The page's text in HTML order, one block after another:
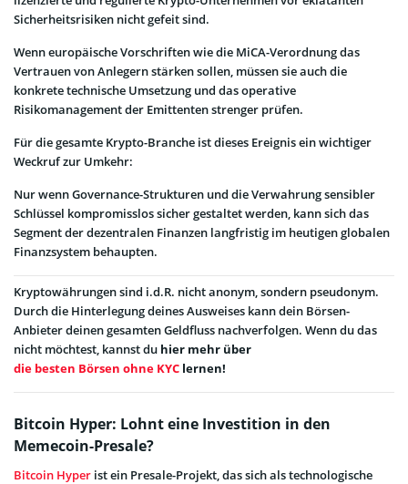
Sicherheitsrisiken nicht gefeit sind.
Wenn europäische Vorschriften wie die MiCA-Verordnung das
Vertrauen von Anlegern stärken sollen, müssen sie auch die
konkrete technische Umsetzung und das operative
Risikomanagement der Emittenten strenger prüfen.
Für die gesamte Krypto-Branche ist dieses Ereignis ein wichtiger
Weckruf zur Umkehr:
Nur wenn Governance-Strukturen und die Verwahrung sensibler
Schlüssel kompromisslos sicher gestaltet werden, kann sich das
Segment der dezentralen Finanzen langfristig im heutigen globalen
Finanzsystem behaupten.
Kryptowährungen sind i.d.R. nicht anonym, sondern pseudonym.
Durch die Hinterlegung deines Ausweises kann dein Börsen-
Anbieter deinen gesamten Geldfluss nachverfolgen. Wenn du das
nicht möchtest, kannst du hier mehr über
die besten Börsen ohne KYC lernen!
Bitcoin Hyper: Lohnt eine Investition in den
Memecoin-Presale?
Bitcoin Hyper ist ein Presale-Projekt, das sich als technologische